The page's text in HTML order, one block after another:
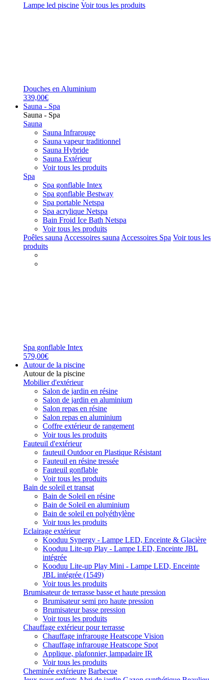
Lampe led piscine Voir tous les produits
Douches en Aluminium
339,00€
Sauna - Spa
Sauna - Spa
Sauna
Sauna Infrarouge
Sauna vapeur traditionnel
Sauna Hybride
Sauna Extérieur
Voir tous les produits
Spa
Spa gonflable Intex
Spa gonflable Bestway
Spa portable Netspa
Spa acrylique Netspa
Bain Froid Ice Bath Netspa
Voir tous les produits
Poêles sauna Accessoires sauna Accessoires Spa Voir tous les
produits
Spa gonflable Intex
579,00€
Autour de la piscine
Autour de la piscine
Mobilier d'extérieur
Salon de jardin en résine
Salon de jardin en aluminium
Salon repas en résine
Salon repas en aluminium
Coffre extérieur de rangement
Voir tous les produits
Fauteuil d'extérieur
fauteuil Outdoor en Plastique Résistant
Fauteuil en résine tressée
Fauteuil gonflable
Voir tous les produits
Bain de soleil et transat
Bain de Soleil en résine
Bain de Soleil en aluminium
Bain de soleil en polyéthylène
Voir tous les produits
Eclairage extérieur
Kooduu Synergy - Lampe LED, Enceinte & Glacière
Kooduu Lite-up Play - Lampe LED, Enceinte JBL
intégrée
Kooduu Lite-up Play Mini - Lampe LED, Enceinte
JBL intégrée (1549)
Voir tous les produits
Brumisateur de terrasse basse et haute pression
Brumisateur semi pro haute pression
Brumisateur basse pression
Voir tous les produits
Chauffage extérieur pour terrasse
Chauffage infrarouge Heatscope Vision
Chauffage infrarouge Heatscope Spot
Applique, plafonnier, lampadaire IR
Voir tous les produits
Cheminée extérieure Barbecue